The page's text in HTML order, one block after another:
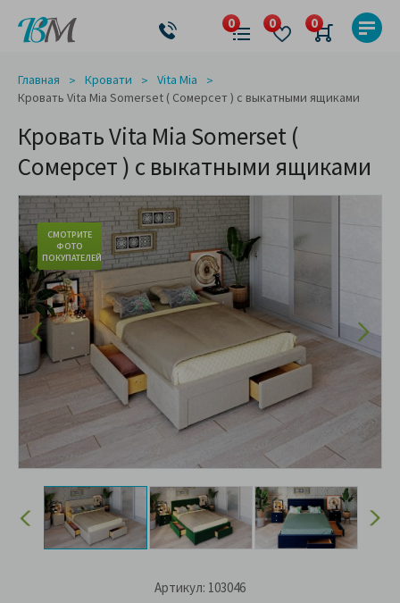
Главная Кровати
Vita Mia
Кровать Vita Mia Somerset ( Сомерсет ) с выкатными ящиками
Кровать Vita Mia Somerset (
Сомерсет ) с выкатными ящиками
СМОТРИТЕ
ФОТО
ПОКУПАТЕЛЕЙ
Артикул: 103046